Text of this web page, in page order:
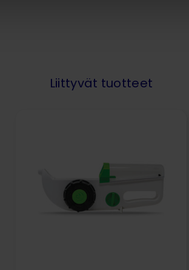
Liittyvät tuotteet